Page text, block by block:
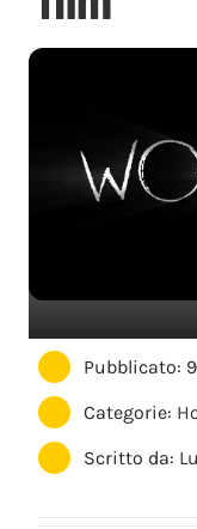
Pubblicato:
Categorie:
Scritto da: